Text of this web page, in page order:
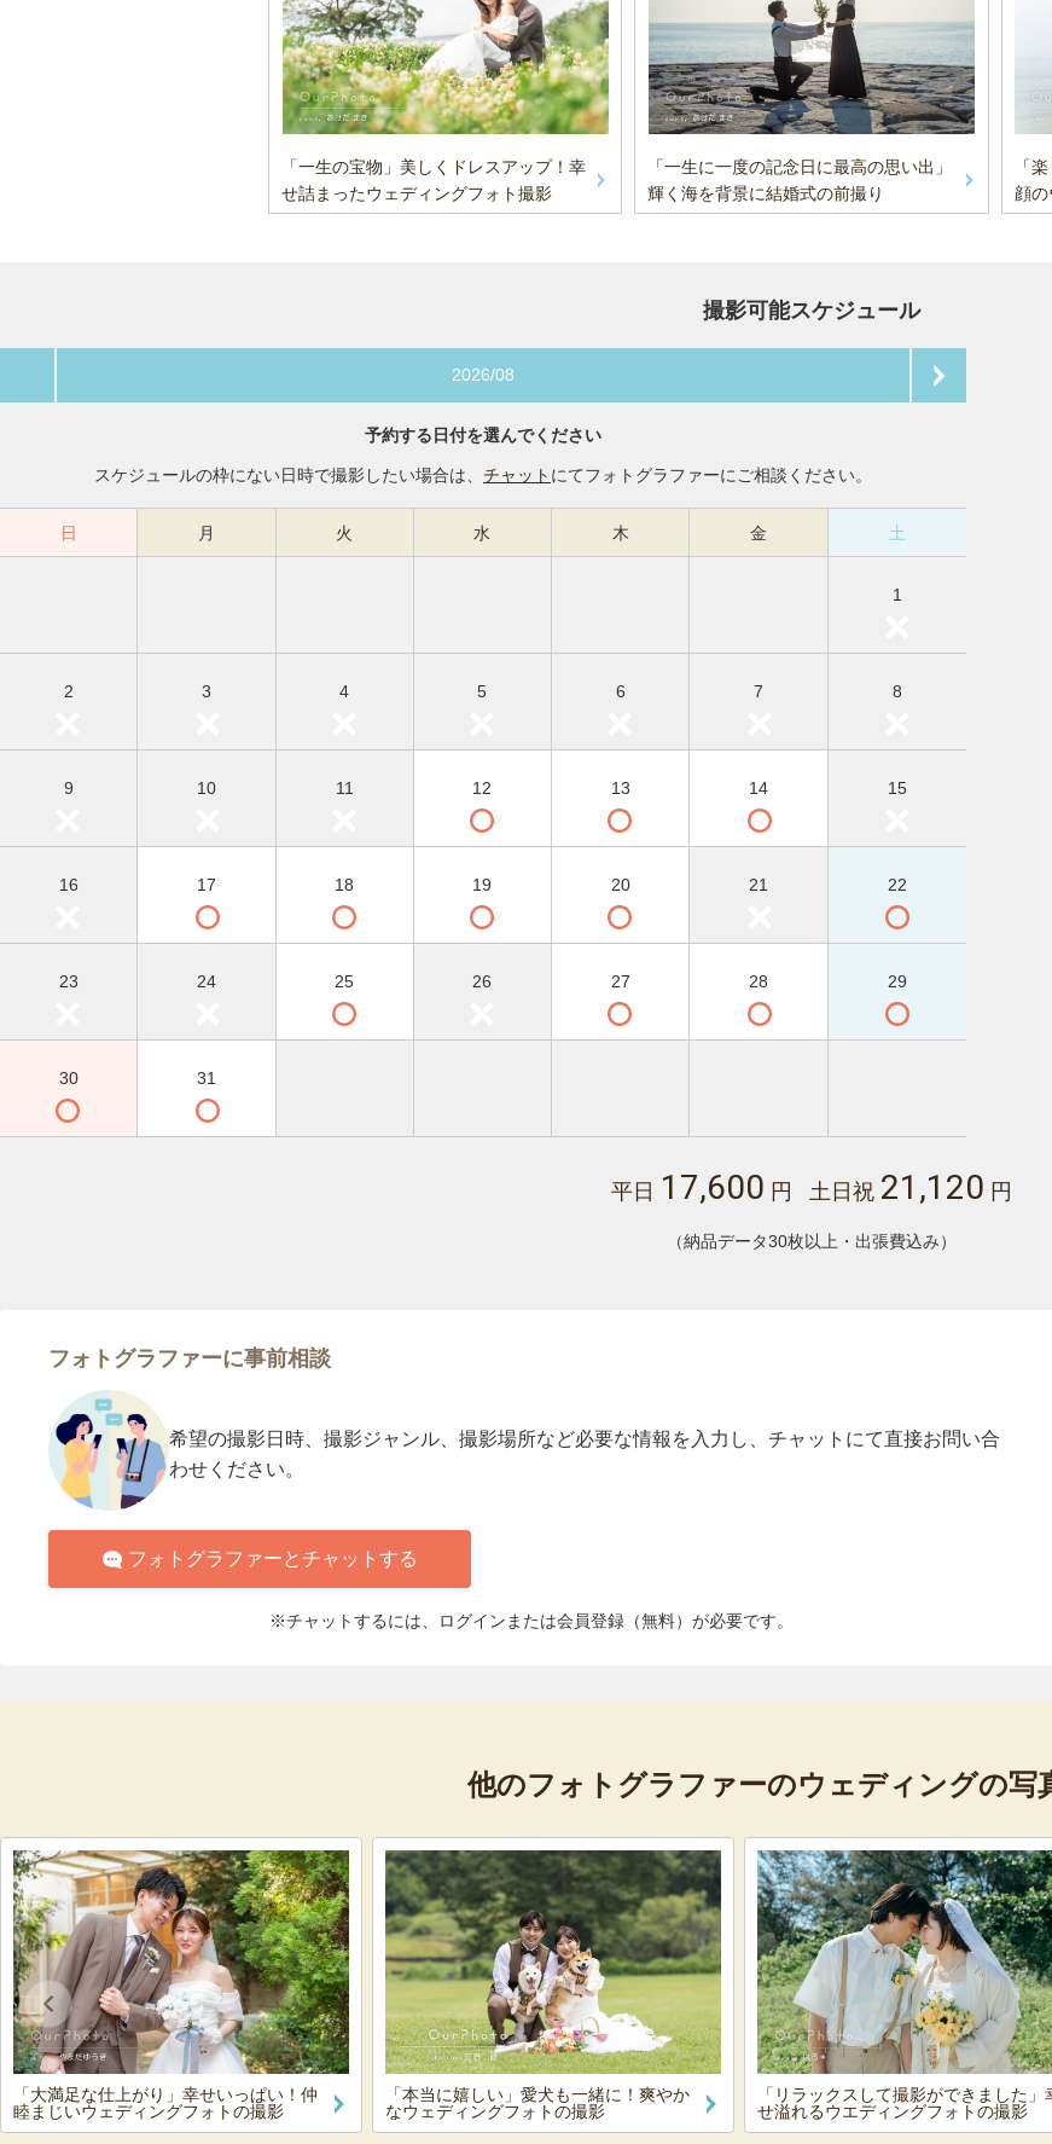
「一生の宝物」美しくドレスアップ！幸
せ詰まったウェディングフォト撮影
「一生に一度の記念日に最高の思い出」
輝く海を背景に結婚式の前撮り
「
顔
撮影可能スケジュール
2026/08
予約する日付を選んでください
スケジュールの枠にない日時で撮影したい場合は、 チャット にてフォトグラファーにご相談ください。
日 月 火 水 木 金 土
1
2 3 4 5 6 7 8
9 10 11 12 13 14 15
16 17 18 19 20 21 22
23 24 25 26 27 28 29
30 31
平日 17,600 円 土日祝 21,120 円
（納品データ30枚以上・出張費込み）
フォトグラファーに事前相談
希望の撮影日時、撮影ジャンル、撮影場所など必要な情報を入力し、チャットにて直接お問い合
わせください。
フォトグラファーとチャットする
※チャットするには、ログインまたは会員登録（無料）が必要です。
他のフォトグラファーのウェディングの写
「大満足な仕上がり」幸せいっぱい！仲
睦まじいウェディングフォトの撮影
「本当に嬉しい」愛犬も一緒に！爽やか
なウェディングフォトの撮影
「リラックスして撮影ができました」
せ溢れるウエディングフォトの撮影